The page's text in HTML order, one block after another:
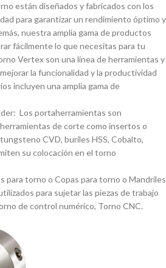
están diseñados y fabricados con los
para garantizar un rendimiento óptimo y
nuestra amplia gama de productos
fácilmente lo que necesitas para tu
Vertex son una lí­nea de herramientas y
la funcionalidad y la productividad
incluyen una amplia gama de
Los portaherramientas son
de corte como insertos o
CVD, buriles HSS, Cobalto,
su colocación en el torno
para torno o Copas para torno o Mandriles
para sujetar las piezas de trabajo
de control numérico, Torno CNC.